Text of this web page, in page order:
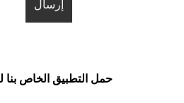
حمل التطبيق الخاص بنا